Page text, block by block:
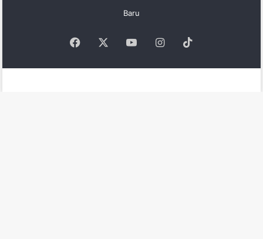
Baru
Facebook YouTubeInstagram